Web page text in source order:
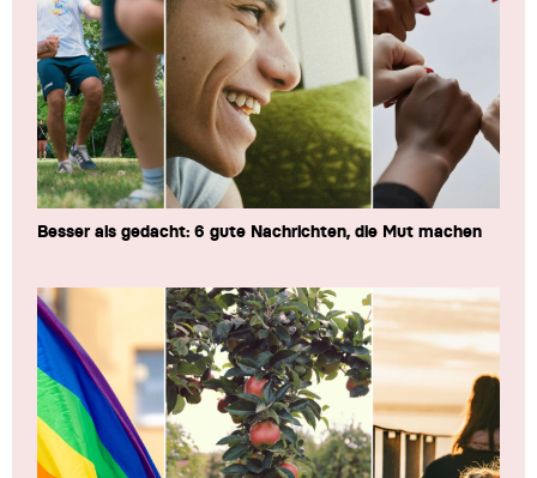
Besser als gedacht: 6 gute Nachrichten, die Mut machen